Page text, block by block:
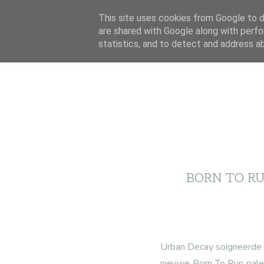
BORN TO
Urban Decay
This site uses cookies from Google to
are shared with Google along with
statistics, and to detect and address